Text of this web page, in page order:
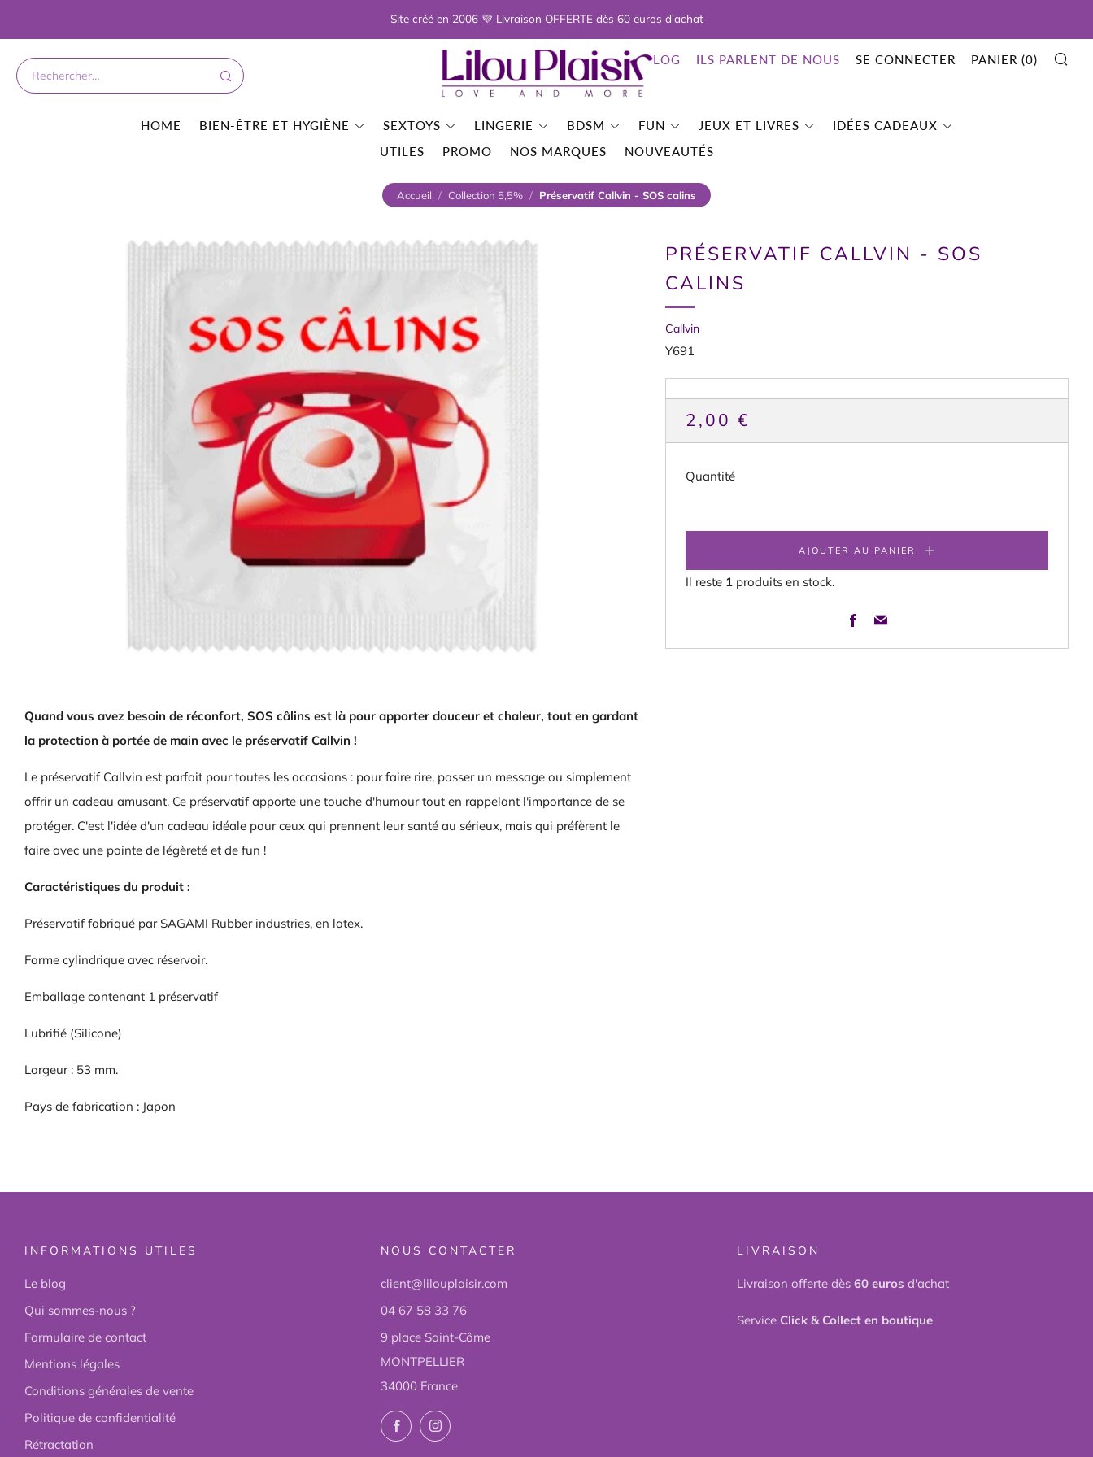
Site créé en 2006 💜 Livraison OFFERTE dès 60 euros d'achat
HOME BIEN-ÊTRE ET HYGIÈNE SEXTOYS LINGERIE BDSM FUN JEUX ET LIVRES
IDÉES CADEAUX
UTILES
PROMO NOS MARQUES NOUVEAUTÉS
BLOG ILS PARLENT DE NOUS SE CONNECTER PANIER (0)
Accueil / Collection 5,5% / Préservatif Callvin - SOS calins
PRÉSERVATIF CALLVIN - SOS
CALINS
Callvin
Y691
PRIX
HABITUEL
2,00 €
Quantité
AJOUTER AU PANIER
Il reste 1 produits en stock.
Facebook
Email
Quand vous avez besoin de réconfort, SOS câlins est là pour apporter douceur et chaleur, tout en gardant
la protection à portée de main avec le préservatif Callvin !
Le préservatif Callvin est parfait pour toutes les occasions : pour faire rire, passer un message ou simplement
offrir un cadeau amusant. Ce préservatif apporte une touche d'humour tout en rappelant l'importance de se
protéger. C'est l'idée d'un cadeau idéale pour ceux qui prennent leur santé au sérieux, mais qui préfèrent le
faire avec une pointe de légèreté et de fun !
Caractéristiques du produit :
Préservatif fabriqué par SAGAMI Rubber industries, en latex.
Forme cylindrique avec réservoir.
Emballage contenant 1 préservatif
Lubrifié (Silicone)
Largeur : 53 mm.
Pays de fabrication : Japon
INFORMATIONS UTILES
Le blog
Qui sommes-nous ?
Formulaire de contact
Mentions légales
Conditions générales de vente
Politique de confidentialité
Rétractation
NOUS CONTACTER
client@lilouplaisir.com
04 67 58 33 76
9 place Saint-Côme
MONTPELLIER
34000 France
FacebookInstagram
LIVRAISON
Livraison offerte dès 60 euros d'achat
Service Click & Collect en boutique